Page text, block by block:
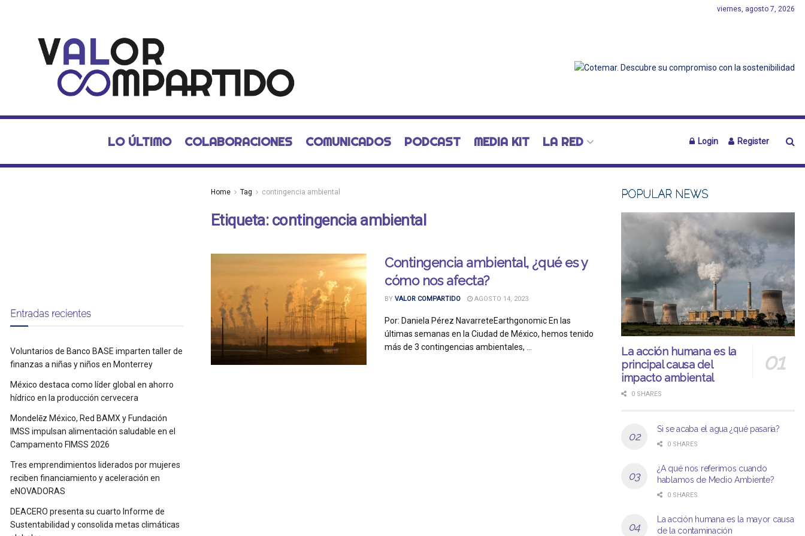
viernes, agosto 7, 2026
LO ÚLTIMO COLABORACIONES COMUNICADOS PODCAST MEDIA KIT LA RED Login Register
Home Tag contingencia ambiental
Etiqueta: contingencia ambiental
Contingencia ambiental, ¿qué es y
cómo nos afecta?
BY VALOR COMPARTIDO AGOSTO 14, 2023
Por: Daniela Pérez NavarreteEarthgonomic En las
últimas semanas en la Ciudad de México, hemos tenido
más de 3 contingencias ambientales, ...
Entradas recientes
Voluntarios de Banco BASE imparten taller de
finanzas a niñas y niños en Monterrey
México destaca como líder global en ahorro
hídrico en la producción cervecera
Mondelēz México, Red BAMX y Fundación
IMSS impulsan alimentación saludable en el
Campamento FIMSS 2026
Tres emprendimientos liderados por mujeres
reciben financiamiento y aceleración en
eNOVADORAS
DEACERO presenta su cuarto Informe de
Sustentabilidad y consolida metas climáticas
POPULAR NEWS
La acción humana es la
principal causa del
impacto ambiental
0 SHARES
Si se acaba el agua ¿qué pasaría?
0 SHARES
¿A qué nos referimos cuando
hablamos de Medio Ambiente?
0 SHARES
La acción humana es la mayor causa
de la contaminación